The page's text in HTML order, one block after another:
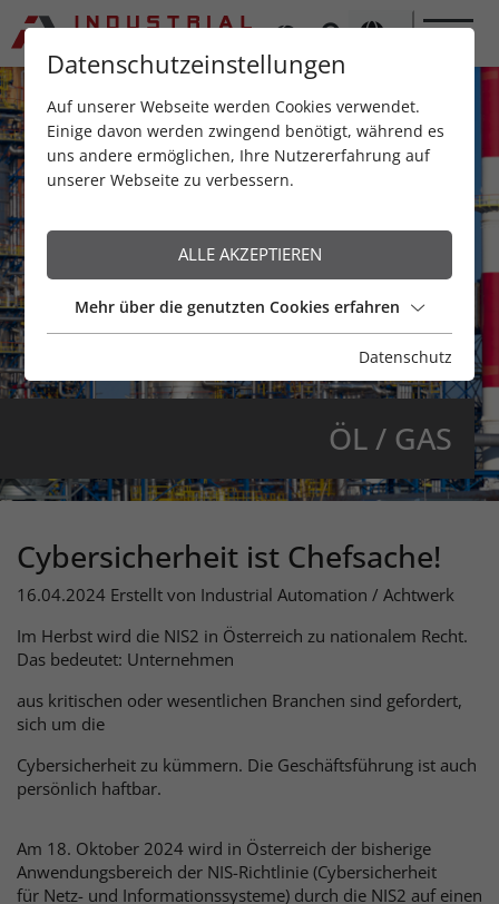
ÖL / GAS
Cybersicherheit ist Chefsache!
16.04.2024 Erstellt von Industrial Automation / Achtwerk
Im Herbst wird die NIS2 in Österreich zu nationalem Recht.
Das bedeutet: Unternehmen
aus kritischen oder wesentlichen Branchen sind gefordert,
sich um die
Cybersicherheit zu kümmern. Die Geschäftsführung ist auch
persönlich haftbar.
Am 18. Oktober 2024 wird in Österreich der bisherige
Anwendungsbereich der NIS-Richtlinie (Cybersicherheit
für Netz- und Informationssysteme) durch die NIS2 auf einen
Datenschutzeinstellungen
Auf unserer Webseite werden Cookies verwendet.
Einige davon werden zwingend benötigt, während es
uns andere ermöglichen, Ihre Nutzererfahrung auf
unserer Webseite zu verbessern.
ALLE AKZEPTIEREN
Mehr über die genutzten Cookies erfahren
Datenschutz